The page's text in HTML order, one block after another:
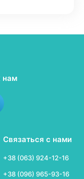
нам
Связаться с нами
+38 (063) 924-12-16
+38 (096) 965-93-16